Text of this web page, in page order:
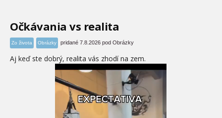
Očkávania vs realita
Zo života Obrázky pridané 7.8.2026 pod Obrázky
Aj keď ste dobrý, realita vás zhodí na zem.